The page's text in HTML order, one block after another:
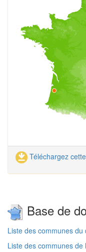
Téléchargez
Base de
Liste des communes
Liste des communes